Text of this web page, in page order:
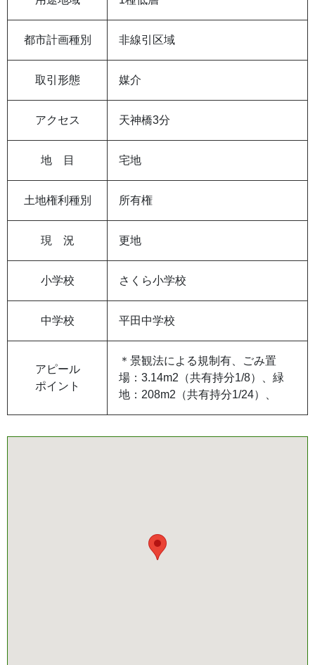
都市計画種別 非線引区域
取引形態 媒介
アクセス 天神橋3分
地 目 宅地
土地権利種別 所有権
現 況 更地
小学校 さくら小学校
中学校 平田中学校
アピール
ポイント
＊景観法による規制有、ごみ置
場：3.14m2（共有持分1/8）、緑
地：208m2（共有持分1/24）、